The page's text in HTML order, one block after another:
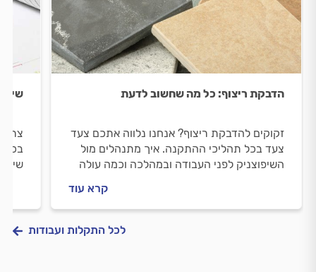
הדבקת ריצוף: כל מה שחשוב לדעת
זקוקים להדבקת ריצוף? אנחנו נלווה אתכם צעד
צעד בכל תהליכי ההתקנה. איך מתנהלים מול
השיפוצניק לפני העבודה ובמהלכה וכמה עולה
קרא עוד
בכל
לכל התקלות ועבודות